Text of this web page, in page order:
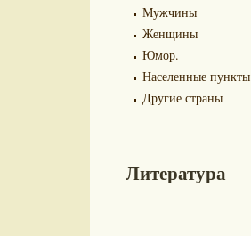
Мужчины
Женщины
Юмор.
Населенные пункты
Другие страны
Литература